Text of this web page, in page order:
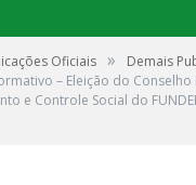
Oficiais »
Demais
– Eleição do Conselho
e Controle Social do